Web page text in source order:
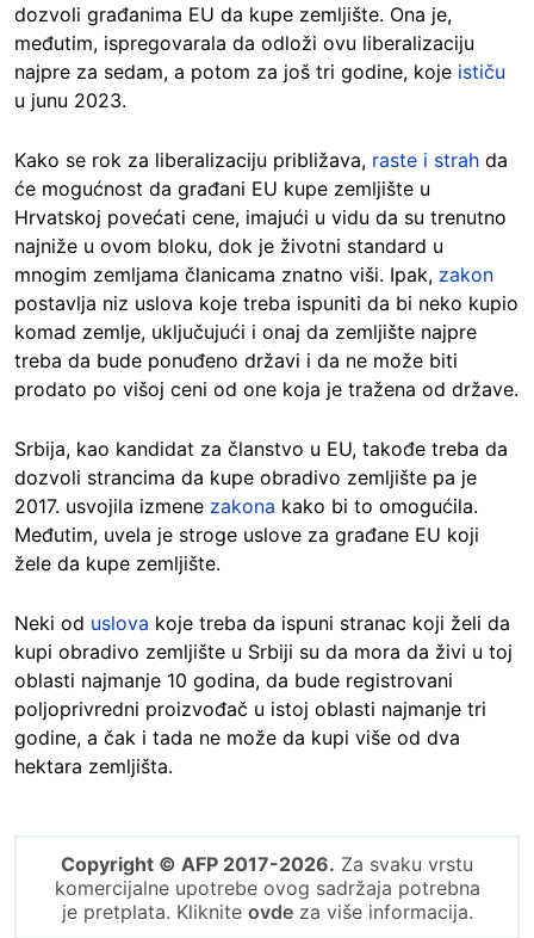
dozvoli građanima EU da kupe zemljište. Ona je,
međutim, ispregovarala da odloži ovu liberalizaciju
najpre za sedam, a potom za još tri godine, koje ističu
u junu 2023.
Kako se rok za liberalizaciju približava, raste i strah da
će mogućnost da građani EU kupe zemljište u
Hrvatskoj povećati cene, imajući u vidu da su trenutno
najniže u ovom bloku, dok je životni standard u
mnogim zemljama članicama znatno viši. Ipak, zakon
postavlja niz uslova koje treba ispuniti da bi neko kupio
komad zemlje, uključujući i onaj da zemljište najpre
treba da bude ponuđeno državi i da ne može biti
prodato po višoj ceni od one koja je tražena od države.
Srbija, kao kandidat za članstvo u EU, takođe treba da
dozvoli strancima da kupe obradivo zemljište pa je
2017. usvojila izmene zakona kako bi to omogućila.
Međutim, uvela je stroge uslove za građane EU koji
žele da kupe zemljište.
Neki od uslova koje treba da ispuni stranac koji želi da
kupi obradivo zemljište u Srbiji su da mora da živi u toj
oblasti najmanje 10 godina, da bude registrovani
poljoprivredni proizvođač u istoj oblasti najmanje tri
godine, a čak i tada ne može da kupi više od dva
hektara zemljišta.
Copyright © AFP 2017-2026. Za svaku vrstu
komercijalne upotrebe ovog sadržaja potrebna
je pretplata. Kliknite ovdeza više informacija.